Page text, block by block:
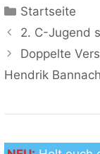
Kategorien
Startseite
2. C-Jugend
Doppelte
Hendrik